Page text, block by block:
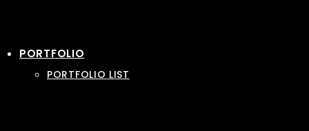
PORTFOLIO
PORTFOLIO LIST